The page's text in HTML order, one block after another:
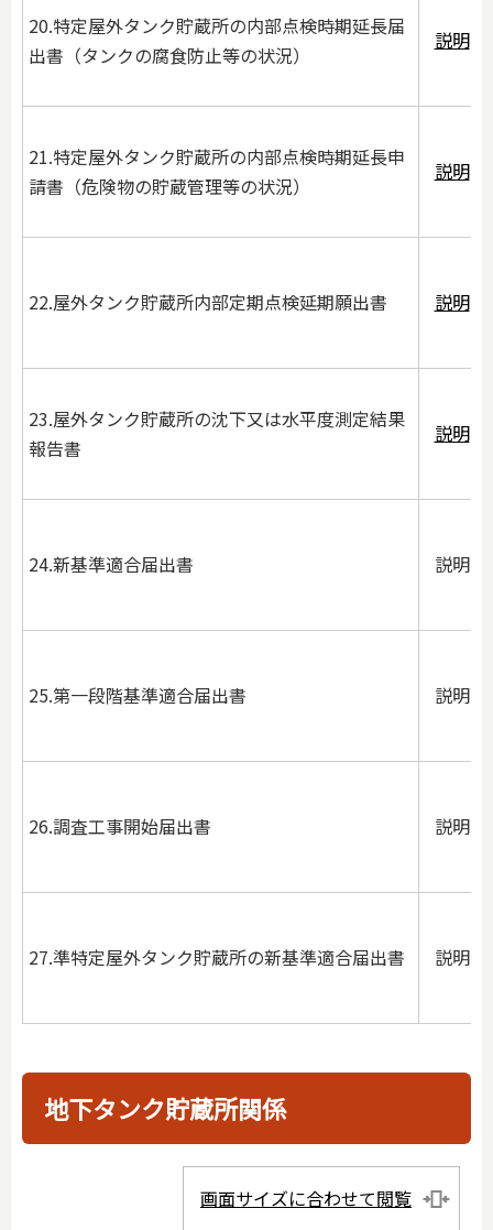
20.特定屋外タンク貯蔵所の内部点検時期延長届
出書（タンクの腐食防止等の状況）
説明
21.特定屋外タンク貯蔵所の内部点検時期延長申
請書（危険物の貯蔵管理等の状況）
説明
22.屋外タンク貯蔵所内部定期点検延期願出書 説明
23.屋外タンク貯蔵所の沈下又は水平度測定結果
報告書
説明
24.新基準適合届出書 説明
25.第一段階基準適合届出書 説明
26.調査工事開始届出書 説明
27.準特定屋外タンク貯蔵所の新基準適合届出書 説明
地下タンク貯蔵所関係
画面サイズに合わせて閲覧